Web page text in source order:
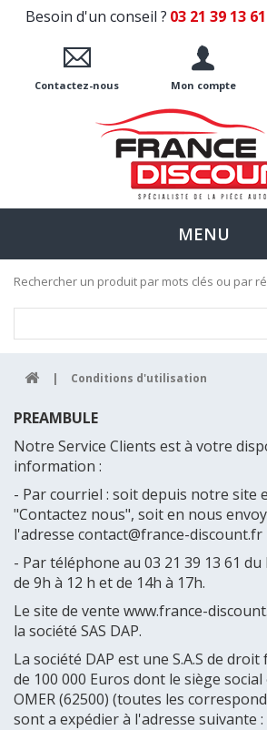
Besoin d'un conseil ? 03 21 39 13 61
Contactez-nous Mon compte
MENU
Rechercher un produit par mots clés ou par
| Conditions d'utilisation
PREAMBULE
Notre Service Clients est à votre
information :
- Par courriel : soit depuis notre site
"Contactez nous", soit en nous
l'adresse contact@france-discount.fr
- Par téléphone au 03 21 39 13 61
de 9h à 12 h et de 14h à 17h.
Le site de vente www.france-
la société SAS DAP.
La société DAP est une S.A.S de
de 100 000 Euros dont le siège
OMER (62500) (toutes les
sont a expédier à l'adresse suivante :